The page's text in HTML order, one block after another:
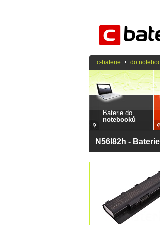
Baterie do
notebooků
N56l82h -
c-baterie do